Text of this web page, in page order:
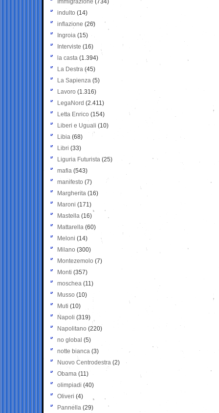
Immigrazione (734)
indulto (14)
inflazione (26)
Ingroia (15)
Interviste (16)
la casta (1.394)
La Destra (45)
La Sapienza (5)
Lavoro (1.316)
LegaNord (2.411)
Letta Enrico (154)
Liberi e Uguali (10)
Libia (68)
Libri (33)
Liguria Futurista (25)
mafia (543)
manifesto (7)
Margherita (16)
Maroni (171)
Mastella (16)
Mattarella (60)
Meloni (14)
Milano (300)
Montezemolo (7)
Monti (357)
moschea (11)
Musso (10)
Muti (10)
Napoli (319)
Napolitano (220)
no global (5)
notte bianca (3)
Nuovo Centrodestra (2)
Obama (11)
olimpiadi (40)
Oliveri (4)
Pannella (29)